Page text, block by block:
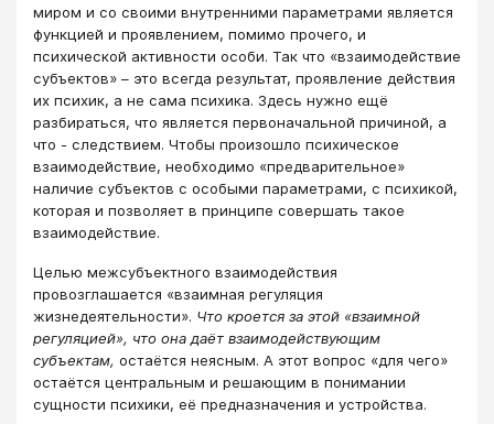
миром и со своими внутренними параметрами является
функцией и проявлением, помимо прочего, и
психической активности особи. Так что «взаимодействие
субъектов» – это всегда результат, проявление действия
их психик, а не сама психика. Здесь нужно ещё
разбираться, что является первоначальной причиной, а
что - следствием. Чтобы произошло психическое
взаимодействие, необходимо «предварительное»
наличие субъектов с особыми параметрами, с психикой,
которая и позволяет в принципе совершать такое
взаимодействие.
Целью межсубъектного взаимодействия
провозглашается «взаимная регуляция
жизнедеятельности». Что кроется за этой «взаимной
регуляцией», что она даёт взаимодействующим
субъектам, остаётся неясным. А этот вопрос «для чего»
остаётся центральным и решающим в понимании
сущности психики, её предназначения и устройства.